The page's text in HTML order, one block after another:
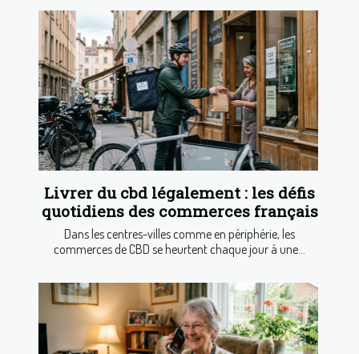
Livrer du cbd légalement : les défis
quotidiens des commerces français
Dans les centres-villes comme en périphérie, les
commerces de CBD se heurtent chaque jour à une...